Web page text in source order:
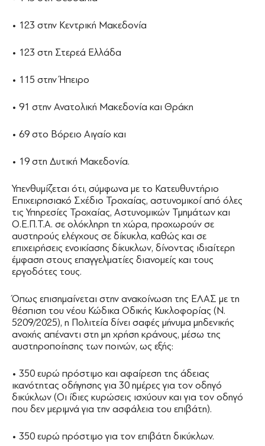
• 123 στην Κεντρική Μακεδονία
• 123 στη Στερεά Ελλάδα
• 115 στην Ήπειρο
• 91 στην Ανατολική Μακεδονία και Θράκη
• 69 στο Βόρειο Αιγαίο και
• 19 στη Δυτική Μακεδονία.
Υπενθυμίζεται ότι, σύμφωνα με το Κατευθυντήριο
Επιχειρησιακό Σχέδιο Τροχαίας, αστυνομικοί από όλες
τις Υπηρεσίες Τροχαίας, Αστυνομικών Τμημάτων και
Ο.Ε.Π.Τ.Α. σε ολόκληρη τη χώρα, προχωρούν σε
αυστηρούς ελέγχους σε δίκυκλα, καθώς και σε
επιχειρήσεις ενοικίασης δίκυκλων, δίνοντας ιδιαίτερη
έμφαση στους επαγγελματίες διανομείς και τους
εργοδότες τους.
Όπως επισημαίνεται στην ανακοίνωση της ΕΛΑΣ με τη
θέσπιση του νέου Κώδικα Οδικής Κυκλοφορίας (Ν.
5209/2025), η Πολιτεία δίνει σαφές μήνυμα μηδενικής
ανοχής απέναντι στη μη χρήση κράνους, μέσω της
αυστηροποίησης των ποινών, ως εξής:
• 350 ευρώ πρόστιμο και αφαίρεση της άδειας
ικανότητας οδήγησης για 30 ημέρες για τον οδηγό
δικύκλων (Οι ίδιες κυρώσεις ισχύουν και για τον οδηγό
που δεν μεριμνά για την ασφάλεια του επιβάτη).
• 350 ευρώ πρόστιμο για τον επιβάτη δικύκλων.